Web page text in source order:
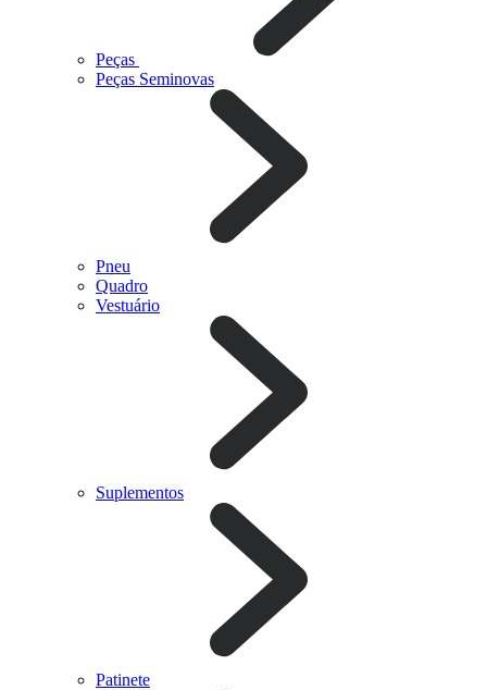
Peças
Peças Seminovas
Pneu
Quadro
Vestuário
Suplementos
Patinete